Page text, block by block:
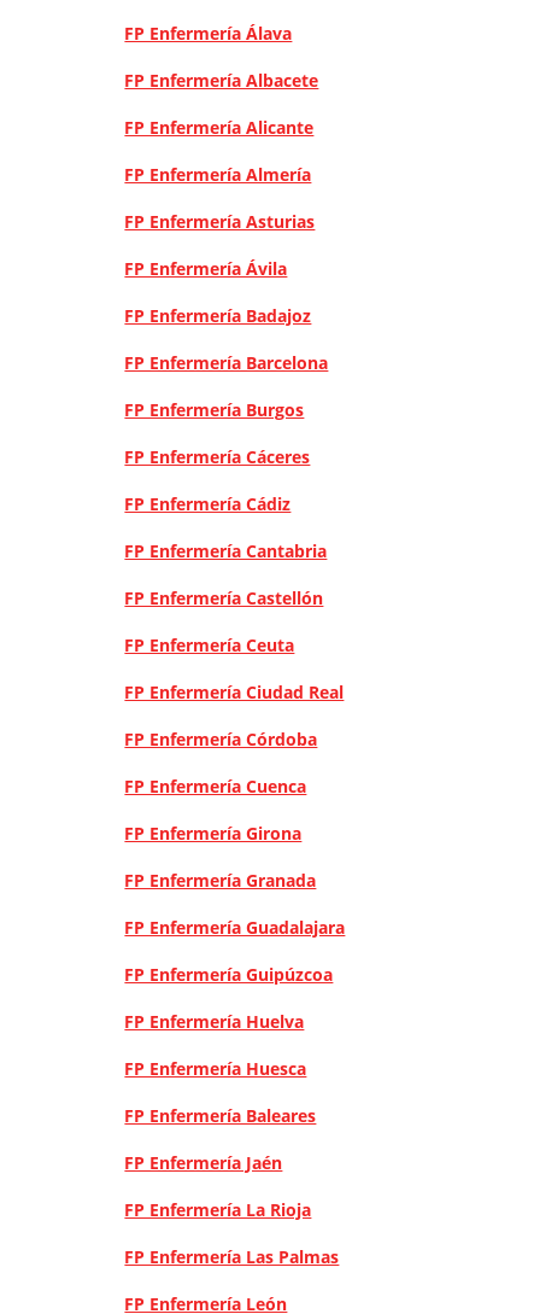
FP Enfermería Álava
FP Enfermería Albacete
FP Enfermería Alicante
FP Enfermería Almería
FP Enfermería Asturias
FP Enfermería Ávila
FP Enfermería Badajoz
FP Enfermería Barcelona
FP Enfermería Burgos
FP Enfermería Cáceres
FP Enfermería Cádiz
FP Enfermería Cantabria
FP Enfermería Castellón
FP Enfermería Ceuta
FP Enfermería Ciudad Real
FP Enfermería Córdoba
FP Enfermería Cuenca
FP Enfermería Girona
FP Enfermería Granada
FP Enfermería Guadalajara
FP Enfermería Guipúzcoa
FP Enfermería Huelva
FP Enfermería Huesca
FP Enfermería Baleares
FP Enfermería Jaén
FP Enfermería La Rioja
FP Enfermería Las Palmas
FP Enfermería León